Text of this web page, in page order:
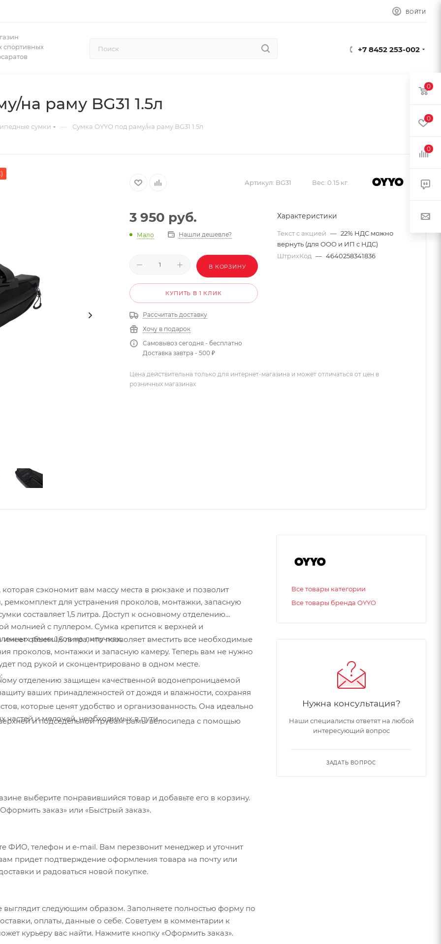
ВОЙТИ
спортивных
+7 8452 253-002
на раму BG31 1.5л
сумки — Сумка OYYO под раму/на раму BG31 1.5л
Артикул: BG31 Вес: 0.15 кг.
3 950 руб.
Мало Нашли дешевле?
В КОРЗИНУ
КУПИТЬ В 1 КЛИК
Рассчитать доставку
Хочу в подарок
Самовывоз сегодня - бесплатно
Доставка завтра - 500 ₽
Характеристики
Текст с акцией — 22% НДС можно
вернуть (для ООО и ИП с НДС)
ШтрихКод — 4640258341836
Цена действительна только для интернет-магазина и может отличаться от цен в
розничных магазинах
сэкономит вам массу места в рюкзаке и позволит
ремкомплект для устранения проколов, монтажки, запасную
составляет 1,5 литра. Доступ к основному отделению
молнией с пуллером. Сумка крепится к верхней и
ремешков на липучках.
объем 1,5 литра, что позволяет вместить все необходимые
проколов, монтажки и запасную камеру. Теперь вам не нужно
под рукой и сконцентрировано в одном месте.
ваших принадлежностей от дождя и влажности, сохраняя
крепления гарантирует надежность фиксации и
и устойчивого к износу материала, обеспечивающего
которые ценят удобство и организованность. Она идеально
частей и мелочей, необходимых в пути.
выберите понравившийся товар и добавьте его в корзину.
заказ» или «Быстрый заказ».
ФИО, телефон и e-mail. Вам перезвонит менеджер и уточнит
придет подтверждение оформления товара на почту или
и радоваться новой покупке.
следующим образом. Заполняете полностью форму по
оплаты, данные о себе. Советуем в комментарии к
курьеру вас найти. Нажмите кнопку «Оформить заказ».
Все товары категории
Все товары бренда OYYO
Нужна консультация?
Наши специалисты ответят на любой
интересующий вопрос
ЗАДАТЬ ВОПРОС
0
0
0